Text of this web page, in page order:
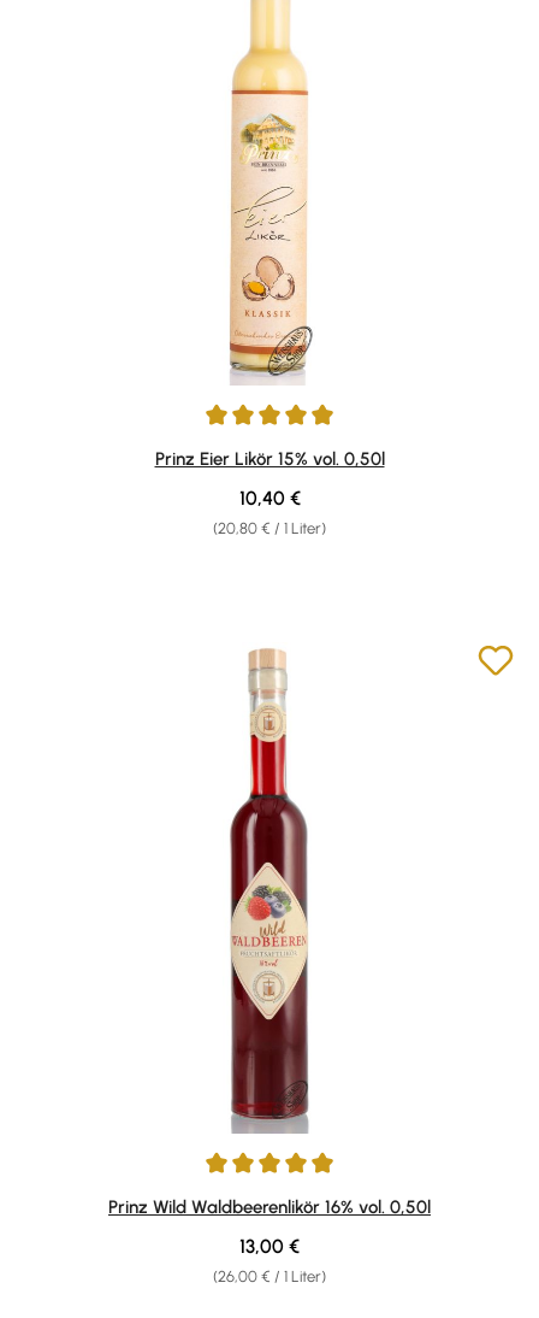
Durchschnittliche Bewertung von 4.88 von 5 Sternen
Prinz Eier Likör 15% vol. 0,50l
(20,80 € / 1 Liter)
Regulärer Preis:
10,40 €
Durchschnittliche Bewertung von 4.97 von 5 Sternen
Prinz Wild Waldbeerenlikör 16% vol. 0,50l
(26,00 € / 1 Liter)
Regulärer Preis:
13,00 €